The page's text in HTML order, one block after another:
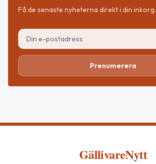
Få de senaste nyheterna direkt i din inkorg.
Prenumerera
GällivareNytt